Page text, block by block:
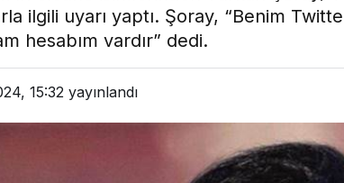
ilgili uyarı yaptı. Şoray, “Benim
hesabım vardır” dedi.
15:32 yayınlandı